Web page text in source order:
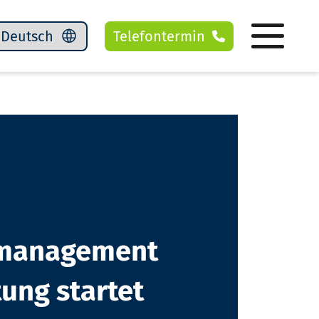
Telefontermin
startet